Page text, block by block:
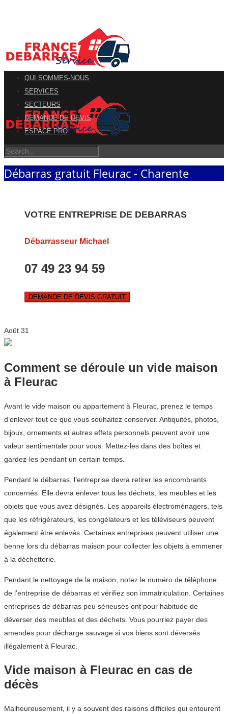
QUI SOMMES-NOUS
SERVICES
SECTEURS
DEMANDE DE DEVIS
ESPACE PRO
Débarras gratuit Fleurac - Charente
VOTRE ENTREPRISE DE DEBARRAS
Débarrasseur Michael
07 49 23 94 59
DEMANDE DE DEVIS GRATUIT
Août 31
Comment se déroule un vide maison
à Fleurac
Avant le vide maison ou appartement à Fleurac, prenez le temps
d’enlever tout ce que vous souhaitez conserver. Antiquités, photos,
bijoux, ornements et autres effets personnels peuvent avoir une
valeur sentimentale pour vous. Mettez-les dans des boîtes et
gardez-les pendant un certain temps.
Pendant le débarras, l’entreprise devra retirer les encombrants
concernés. Elle devra enlever tous les déchets, les meubles et les
objets que vous avez désignés. Les appareils électroménagers, tels
que les réfrigérateurs, les congélateurs et les téléviseurs peuvent
également être enlevés. Certaines entreprises peuvent utiliser une
benne lors du débarras maison pour collecter les objets à emmener
à la déchetterie.
Pendant le nettoyage de la maison, notez le numéro de téléphone
de l’entreprise de débarras et vérifiez son immatriculation. Certaines
entreprises de débarras peu sérieuses ont pour habitude de
déverser des meubles et des déchets. Vous pourriez payer des
amendes pour décharge sauvage si vos biens sont déversés
illégalement à Fleurac.
Vide maison à Fleurac en cas de
décès
Malheureusement, il y a souvent des raisons difficiles qui entourent